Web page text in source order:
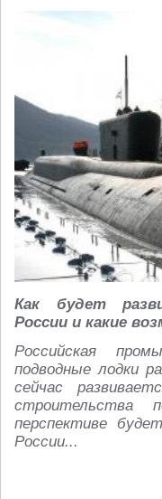
Как будет
России и какие
Российская
подводные лодки
сейчас
строительства
перспективе
России...